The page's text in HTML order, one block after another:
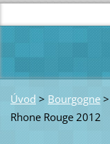
Úvod > Bourgogne >
Rhone Rouge 2012